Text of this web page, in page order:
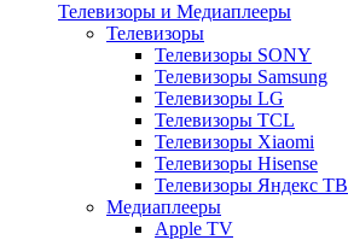
Телевизоры и Медиаплееры
Телевизоры
Телевизоры SONY
Телевизоры Samsung
Телевизоры LG
Телевизоры TCL
Телевизоры Xiaomi
Телевизоры Hisense
Телевизоры Яндекс ТВ
Медиаплееры
Apple TV